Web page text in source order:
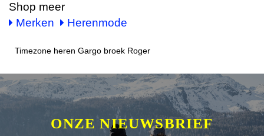
Shop meer
Merken
Herenmode
Timezone heren Gargo broek Roger
ONZE NIEUWSBRIEF